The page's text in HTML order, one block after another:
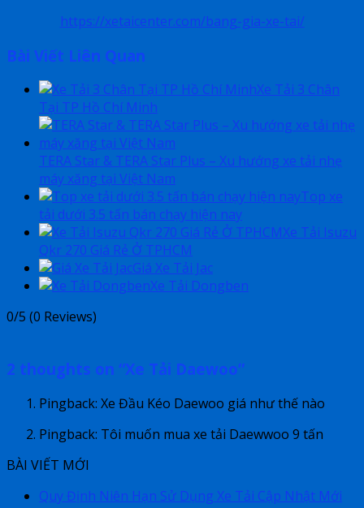
https://xetaicenter.com/bang-gia-xe-tai/
Bài Viết Liên Quan
Xe Tải 3 Chân
Tại TP Hồ Chí Minh
TERA Star & TERA Star Plus – Xu hướng xe tải nhẹ
máy xăng tại Việt Nam
Top xe
tải dưới 3.5 tấn bán chạy hiện nay
Xe Tải Isuzu
Qkr 270 Giá Rẻ Ở TPHCM
Giá Xe Tải Jac
Xe Tải Dongben
0/5 (0 Reviews)
2 thoughts on “Xe Tải Daewoo”
Pingback: Xe Đầu Kéo Daewoo giá như thế nào
Pingback: Tôi muốn mua xe tải Daewwoo 9 tấn
BÀI VIẾT MỚI
Quy Định Niên Hạn Sử Dụng Xe Tải Cập Nhật Mới